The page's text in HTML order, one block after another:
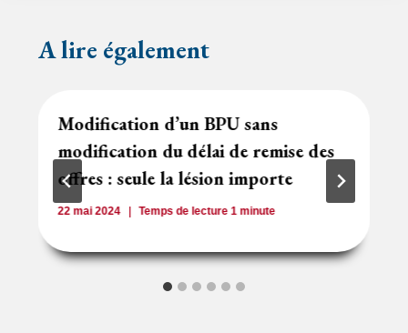
A lire également
Modification d’un BPU sans
modification du délai de remise des
offres : seule la lésion importe
22 mai 2024 Temps de lecture 1minute